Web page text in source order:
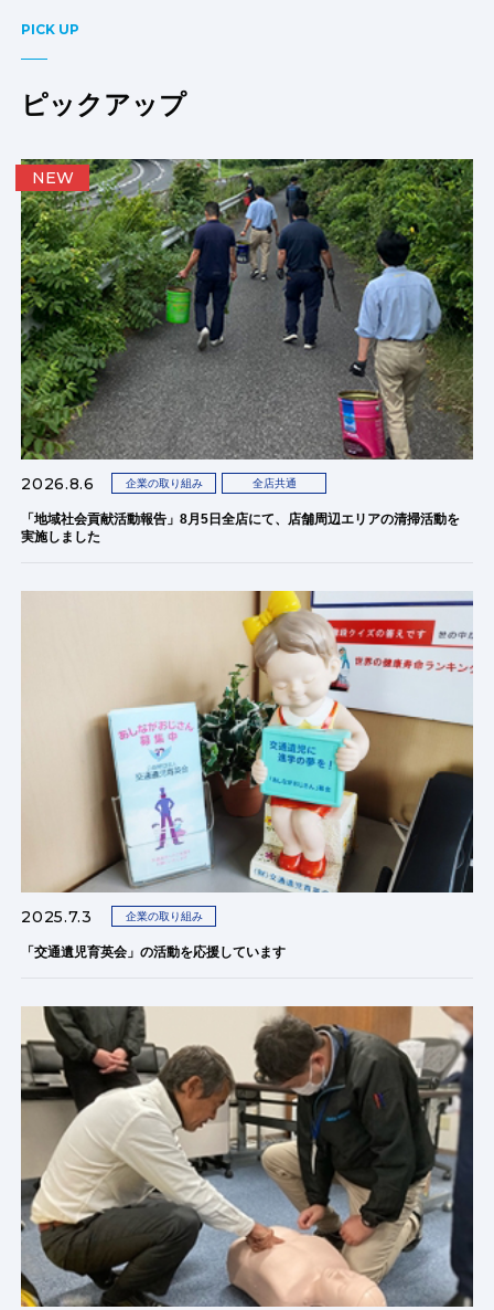
PICK UP
ピックアップ
2026.8.6 企業の取り組み 全店共通
「地域社会貢献活動報告」8月5日全店にて、店舗周辺エリアの清掃活動を
実施しました
NEW
2025.7.3 企業の取り組み
「交通遺児育英会」の活動を応援しています